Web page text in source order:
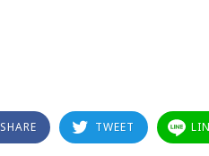
SHARE TWEET